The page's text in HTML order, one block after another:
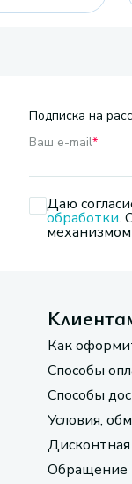
Подписка на
Ваш e-mail*
Даю
обработки.
механизмом
Как
Способы
Способы
Условия,
Обращение